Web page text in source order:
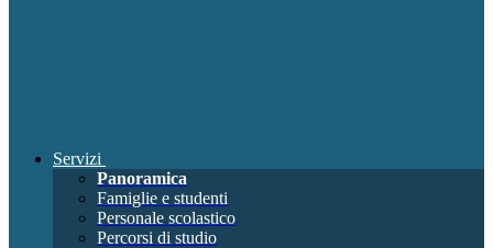
Servizi
Panoramica
Famiglie e studenti
Personale scolastico
Percorsi di studio